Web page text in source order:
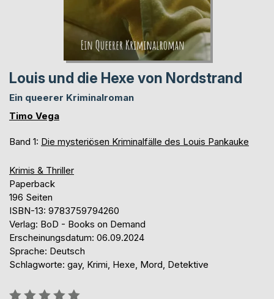
Louis und die Hexe von Nordstrand
Ein queerer Kriminalroman
Timo Vega
Band 1: Die mysteriösen Kriminalfälle des Louis Pankauke
Krimis & Thriller
Paperback
196 Seiten
ISBN-13: 9783759794260
Verlag: BoD - Books on Demand
Erscheinungsdatum: 06.09.2024
Sprache: Deutsch
Schlagworte: gay, Krimi, Hexe, Mord, Detektive
Bewertung::